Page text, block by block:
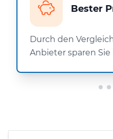
Bester
Durch den
Anbieter sparen Sie